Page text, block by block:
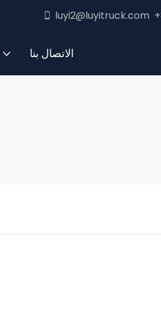
luyi2@luyitruck.com
الاتصال بنا